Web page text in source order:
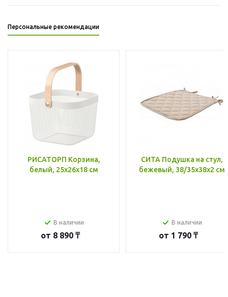
Персональные рекомендации
РИСАТОРП Корзина,
белый, 25x26x18 см
В наличии
от 8 890 ₸
СИТА Подушка на стул,
бежевый, 38/35x38x2 см
В наличии
от 1 790 ₸